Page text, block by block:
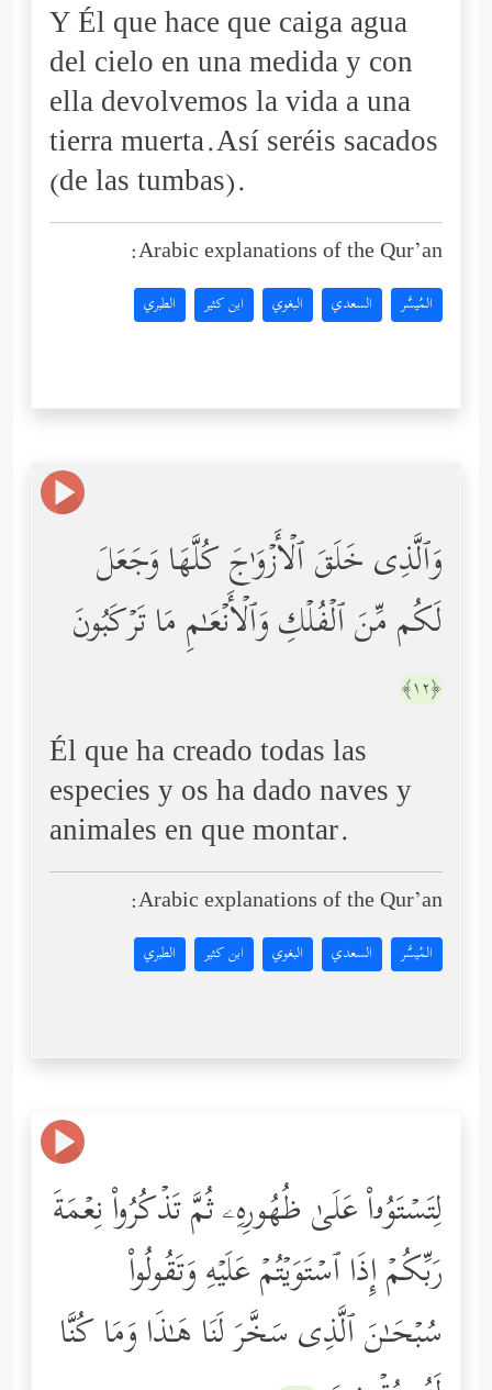
Y Él que hace que caiga agua
del cielo en una medida y con
ella devolvemos la vida a una
tierra muerta.Así seréis sacados
(de las tumbas).
Arabic explanations of the Qur’an:
المُيسَّر السعدي البغوي ابن كثير الطبري
وَٱلَّذِی خَلَقَ ٱلۡأَزۡوَ ٰ⁠جَ كُلَّهَا وَجَعَلَ
لَكُم مِّنَ ٱلۡفُلۡكِ وَٱلۡأَنۡعَـٰمِ مَا تَرۡكَبُونَ
﴿١٢﴾
Él que ha creado todas las
especies y os ha dado naves y
animales en que montar.
Arabic explanations of the Qur’an:
المُيسَّر السعدي البغوي ابن كثير الطبري
لِتَسۡتَوُۥاْ عَلَىٰ ظُهُورِهِۦ ثُمَّ تَذۡكُرُواْ نِعۡمَةَ
رَبِّكُمۡ إِذَا ٱسۡتَوَیۡتُمۡ عَلَیۡهِ وَتَقُولُواْ
سُبۡحَـٰنَ ٱلَّذِی سَخَّرَ لَنَا هَـٰذَا وَمَا كُنَّا